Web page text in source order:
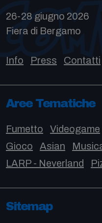
26-28 giugno 2026
Fiera di Bergamo
Info Press Contatti
Aree Tematiche
Fumetto Videogame
Gioco
Asian
LARP - Neverland
Sitemap